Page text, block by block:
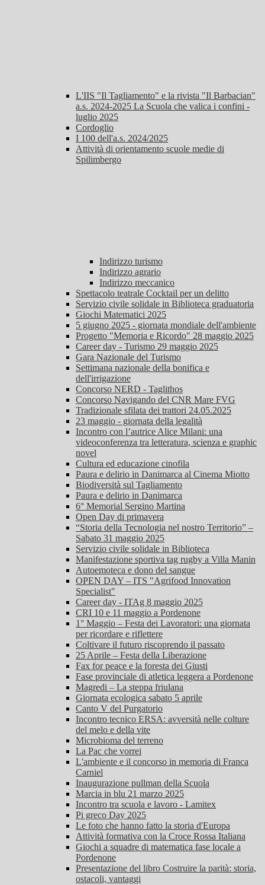
L'IIS "Il Tagliamento" e la rivista "Il Barbacian"
a.s. 2024-2025 La Scuola che valica i confini -
luglio 2025
Cordoglio
I 100 dell'a.s. 2024/2025
Attività di orientamento scuole medie di
Spilimbergo
Indirizzo turismo
Indirizzo agrario
Indirizzo meccanico
Spettacolo teatrale Cocktail per un delitto
Servizio civile solidale in Biblioteca graduatoria
Giochi Matematici 2025
5 giugno 2025 - giornata mondiale dell'ambiente
Progetto "Memoria e Ricordo" 28 maggio 2025
Career day - Turismo 29 maggio 2025
Gara Nazionale del Turismo
Settimana nazionale della bonifica e
dell'irrigazione
Concorso NERD - Taglithos
Concorso Navigando del CNR Mare FVG
Tradizionale sfilata dei trattori 24.05.2025
23 maggio - giornata della legalità
Incontro con l’autrice Alice Milani: una
videoconferenza tra letteratura, scienza e graphic
novel
Cultura ed educazione cinofila
Paura e delirio in Danimarca al Cinema Miotto
Biodiversità sul Tagliamento
Paura e delirio in Danimarca
6° Memorial Sergino Martina
Open Day di primavera
“Storia della Tecnologia nel nostro Territorio” –
Sabato 31 maggio 2025
Servizio civile solidale in Biblioteca
Manifestazione sportiva tag rugby a Villa Manin
Autoemoteca e dono del sangue
OPEN DAY – ITS "Agrifood Innovation
Specialist"
Career day - ITAg 8 maggio 2025
CRI 10 e 11 maggio a Pordenone
1° Maggio – Festa dei Lavoratori: una giornata
per ricordare e riflettere
Coltivare il futuro riscoprendo il passato
25 Aprile – Festa della Liberazione
Fax for peace e la foresta dei Giusti
Fase provinciale di atletica leggera a Pordenone
Magredi – La steppa friulana
Giornata ecologica sabato 5 aprile
Canto V del Purgatorio
Incontro tecnico ERSA: avversità nelle colture
del melo e della vite
Microbioma del terreno
La Pac che vorrei
L'ambiente e il concorso in memoria di Franca
Carniel
Inaugurazione pullman della Scuola
Marcia in blu 21 marzo 2025
Incontro tra scuola e lavoro - Lamitex
Pi greco Day 2025
Le foto che hanno fatto la storia d'Europa
Attività formativa con la Croce Rossa Italiana
Giochi a squadre di matematica fase locale a
Pordenone
Presentazione del libro Costruire la parità: storia,
ostacoli, vantaggi